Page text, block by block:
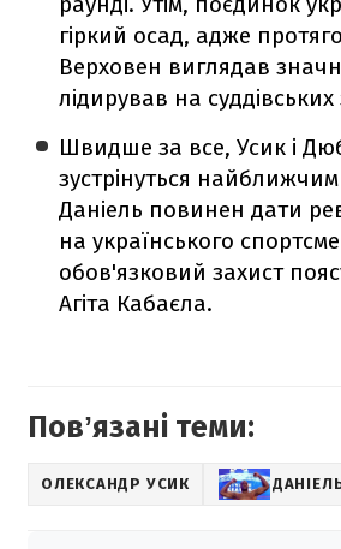
гіркий осад, адже
Верховен виглядав
лідирував на
Швидше за все, Усик і
зустрінуться
Даніель повинен дати
на українського
обов'язковий захист
Агіта Кабаєла.
Повʼязані теми:
ОЛЕКСАНДР УСИК